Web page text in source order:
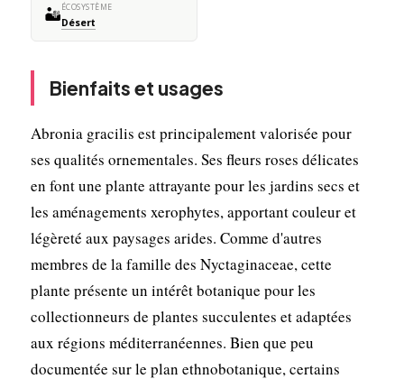
🏜️ÉCOSYSTÈME
Désert
Bienfaits et usages
Abronia gracilis est principalement valorisée pour
ses qualités ornementales. Ses fleurs roses délicates
en font une plante attrayante pour les jardins secs et
les aménagements xerophytes, apportant couleur et
légèreté aux paysages arides. Comme d'autres
membres de la famille des Nyctaginaceae, cette
plante présente un intérêt botanique pour les
collectionneurs de plantes succulentes et adaptées
aux régions méditerranéennes. Bien que peu
documentée sur le plan ethnobotanique, certains